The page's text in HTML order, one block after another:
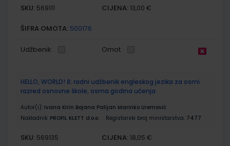
SKU: 569111 CIJENA: 13,00 €
ŠIFRA OMOTA: 500176
Udžbenik Omot
HELLO, WORLD! 8; radni udžbenik engleskog jezika za osmi
razred osnovne škole, osma godina učenja
Autor(i): Ivana Kirin Bojana Palijan Marinko Uremović
Nakladnik: PROFIL KLETT d.o.o. Registarski broj ministarstva: 7477
SKU: 569135 CIJENA: 18,05 €